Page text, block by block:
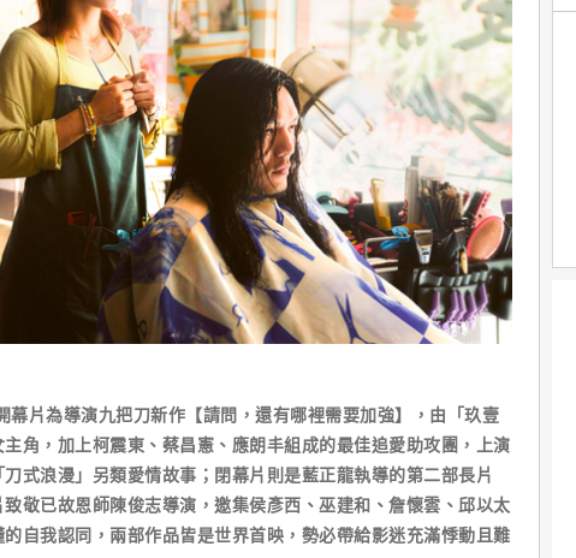
幕片為導演九把刀新作【請問，還有哪裡需要加強】，由「玖壹
角，加上柯震東、蔡昌憲、應朗丰組成的最佳追愛助攻團，上演
式浪漫」另類愛情故事；閉幕片則是藍正龍執導的第二部長片
致敬已故恩師陳俊志導演，邀集侯彥西、巫建和、詹懷雲、邱以太
自我認同，兩部作品皆是世界首映，勢必帶給影迷充滿悸動且難